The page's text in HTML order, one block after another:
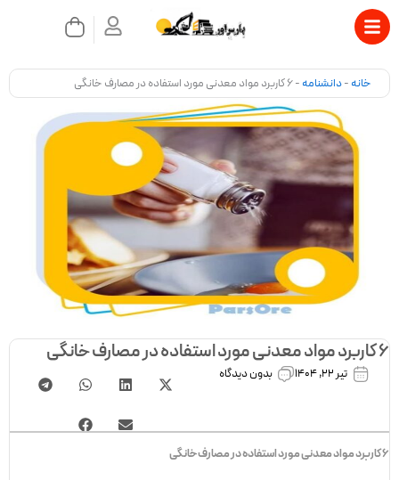
پرش
محتوا
سبد
خرید
خانه -دانشنامه -6 کاربرد مواد معدنی مورد استفاده در مصارف خانگی
6 کاربرد مواد معدنی مورد استفاده در مصارف خانگی
تیر 22, 1404 بدون دیدگاه
6 کاربرد مواد معدنی مورد استفاده در مصارف خانگی